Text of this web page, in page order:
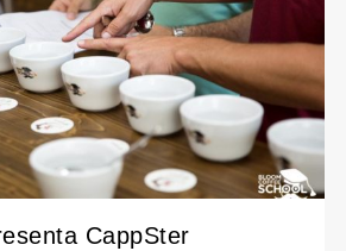
CappSter